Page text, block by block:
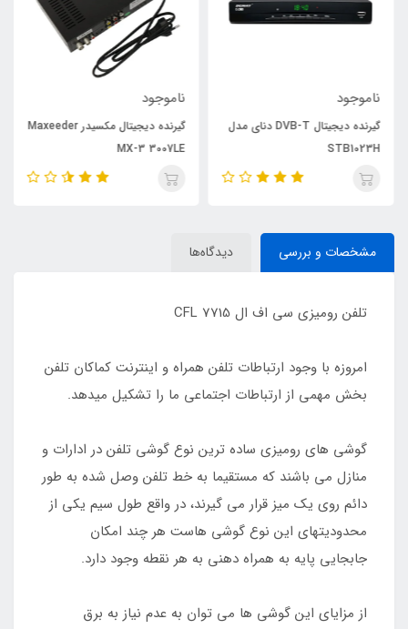
ناموجود
گیرنده دیجیتال DVB-T دنای مدل
STB1023H
ناموجود
گیرنده دیجیتال مکسیدر Maxeeder
MX-3 3007LE
مشخصات و بررسی دیدگاه‌ها
تلفن رومیزی سی اف ال CFL 7715
امروزه با وجود ارتباطات تلفن همراه و اینترنت کماکان تلفن
بخش مهمی از ارتباطات اجتماعی ما را تشکیل میدهد.
گوشی های رومیزی ساده ترین نوع گوشی تلفن در ادارات و
منازل می باشند که مستقیما به خط تلفن وصل شده به طور
دائم روی یک میز قرار می گیرند، در واقع طول سیم یکی از
محدودیتهای این نوع گوشی هاست هر چند امکان
جابجایی پایه به همراه دهنی به هر نقطه وجود دارد.
از مزایای این گوشی ها می توان به عدم نیاز به برق